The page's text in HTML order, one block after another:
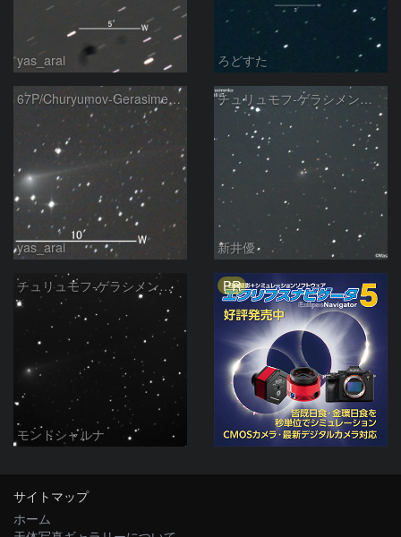
yas_arai ろどすた
67P/Churyumov-Gerasimenko彗星
yas_arai
チュリュモフ-ゲラシメンコ彗星( 67P)：2022/03/06
新井優
チュリュモフ‐ゲラシメンコ彗星
モンドシャルナ
PR
サイトマップ
ホーム